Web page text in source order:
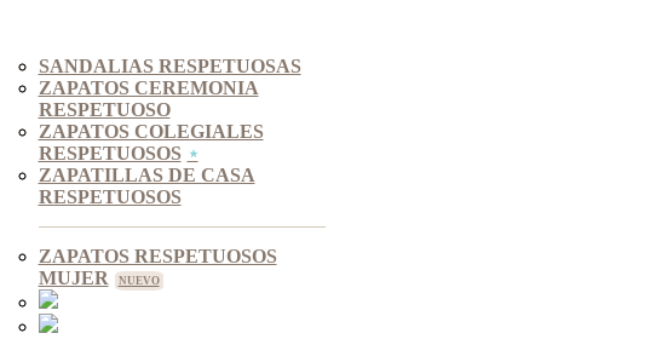
SANDALIAS RESPETUOSAS
ZAPATOS CEREMONIA
RESPETUOSO
ZAPATOS COLEGIALES
RESPETUOSOS
ZAPATILLAS DE CASA
RESPETUOSOS
ZAPATOS RESPETUOSOS
MUJER